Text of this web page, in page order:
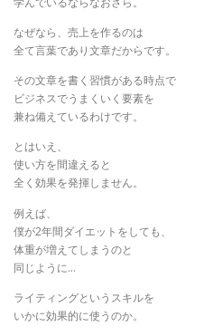
なぜなら、売上を作るのは
全て言葉であり文章だからです。
その文章を書く習慣がある時点で
ビジネスでうまくいく要素を
兼ね備えているわけです。
とはいえ、
使い方を間違えると
全く効果を発揮しません。
例えば、
僕が2年間ダイエットをしても、
体重が増えてしまうのと
同じように…
ライティングというスキルを
いかに効果的に使うのか。